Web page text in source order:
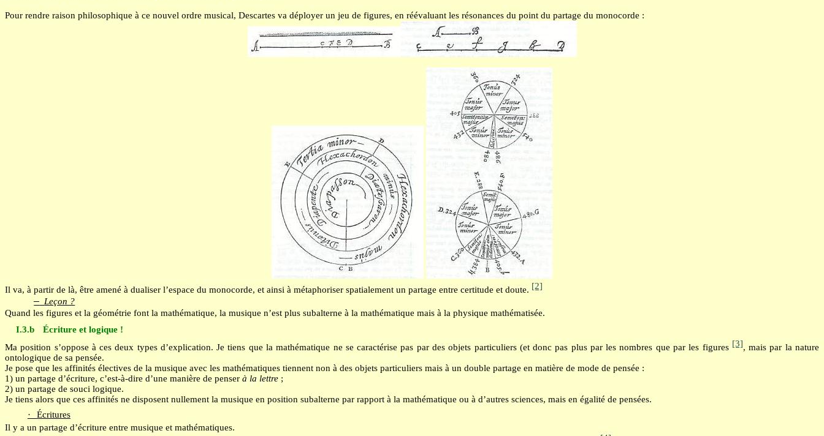
Pour rendre raison philosophique à ce nouvel ordre musical, Descartes va déployer un jeu de figures, en réévaluant les résonances du point du partage du monocorde :
Il va, à partir de là, être amené à dualiser l’espace du monocorde, et ainsi à métaphoriser spatialement un partage entre certitude et doute. [2]
— Leçon ?
Quand les figures et la géométrie font la mathématique, la musique n’est plus subalterne à la mathématique mais à la physique mathématisée.
I.3.b
Écriture et logique !
Ma position s’oppose à ces deux types d’explication. Je tiens que la mathématique ne se caractérise pas par des objets particuliers (et donc pas plus par les nombres que par les figures[3], mais par la nature
ontologique de sa pensée.
Je pose que les affinités électives de la musique avec les mathématiques tiennent non à des objets particuliers mais à un double partage en matière de mode de pensée :
1) un partage d’écriture, c’est-à-dire d’une manière de penser à la lettre ;
2) un partage de souci logique.
Je tiens alors que ces affinités ne disposent nullement la musique en position subalterne par rapport à la mathématique ou à d’autres sciences, mais en égalité de pensées.
·
Écritures
Il y a un partage d’écriture entre musique et mathématiques.